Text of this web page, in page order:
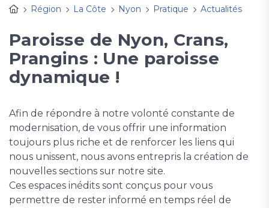
Région
La Côte Nyon Pratique Actualités
Paroisse de Nyon, Crans,
Prangins : Une paroisse
dynamique !
Afin de répondre à notre volonté constante de
modernisation, de vous offrir une information
toujours plus riche et de renforcer les liens qui
nous unissent, nous avons entrepris la création de
nouvelles sections sur notre site.
Ces espaces inédits sont conçus pour vous
permettre de rester informé en temps réel de